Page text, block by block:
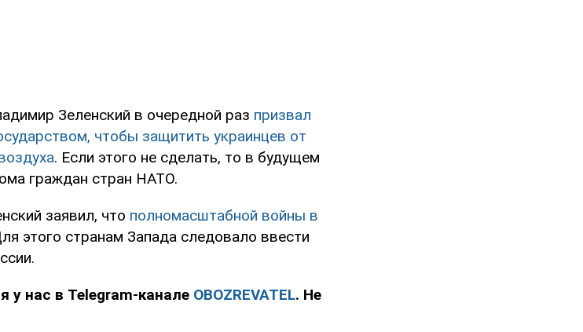
Зеленский в очередной раз призвал
чтобы защитить украинцев от
. Если этого не сделать, то в будущем
граждан стран НАТО.
заявил, что полномасштабной войны в
этого странам Запада следовало ввести
у нас в Telegram-канале OBOZREVATEL. Не